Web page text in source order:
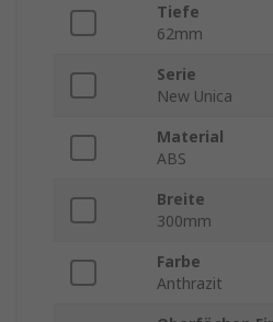
Tiefe
62mm
Serie
New Unica
Material
ABS
Breite
300mm
Farbe
Anthrazit